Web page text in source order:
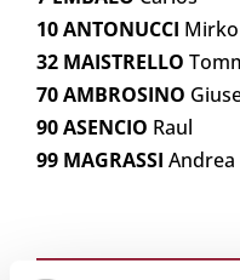
10 ANTONUCCI Mirko
32 MAISTRELLO
70 AMBROSINO
90 ASENCIO Raul
99 MAGRASSI Andrea